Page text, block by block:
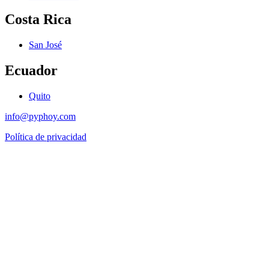
Costa Rica
San José
Ecuador
Quito
info
pyphoy.com
Política de privacidad